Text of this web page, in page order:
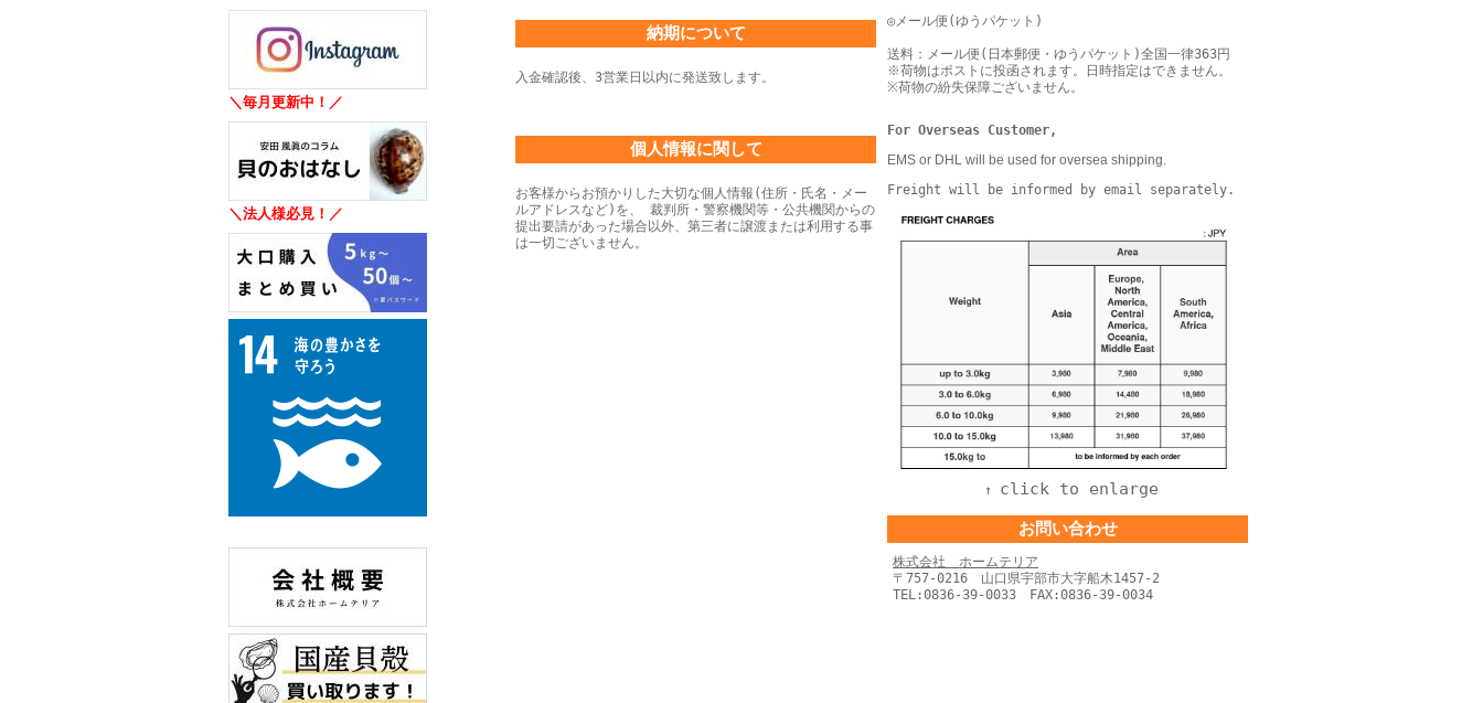
＼毎月更新中！／
＼法人様必見！／
納期について
入金確認後、3営業日以内に発送致します。
個人情報に関して
お客様からお預かりした大切な個人情報(住所・氏名・メー
ルアドレスなど)を、 裁判所・警察機関等・公共機関からの
提出要請があった場合以外、第三者に譲渡または利用する事
は一切ございません。
◎メール便(ゆうパケット)
送料：メール便(日本郵便・ゆうパケット)全国一律363円
※荷物はポストに投函されます。日時指定はできません。
※荷物の紛失保障ございません。
For Overseas Customer,
EMS or DHL will be used for oversea shipping.
Freight will be informed by email separately.
↑ click to enlarge
お問い合わせ
株式会社 ホームテリア
〒757-0216 山口県宇部市大字船木1457-2
TEL:0836-39-0033 FAX:0836-39-0034